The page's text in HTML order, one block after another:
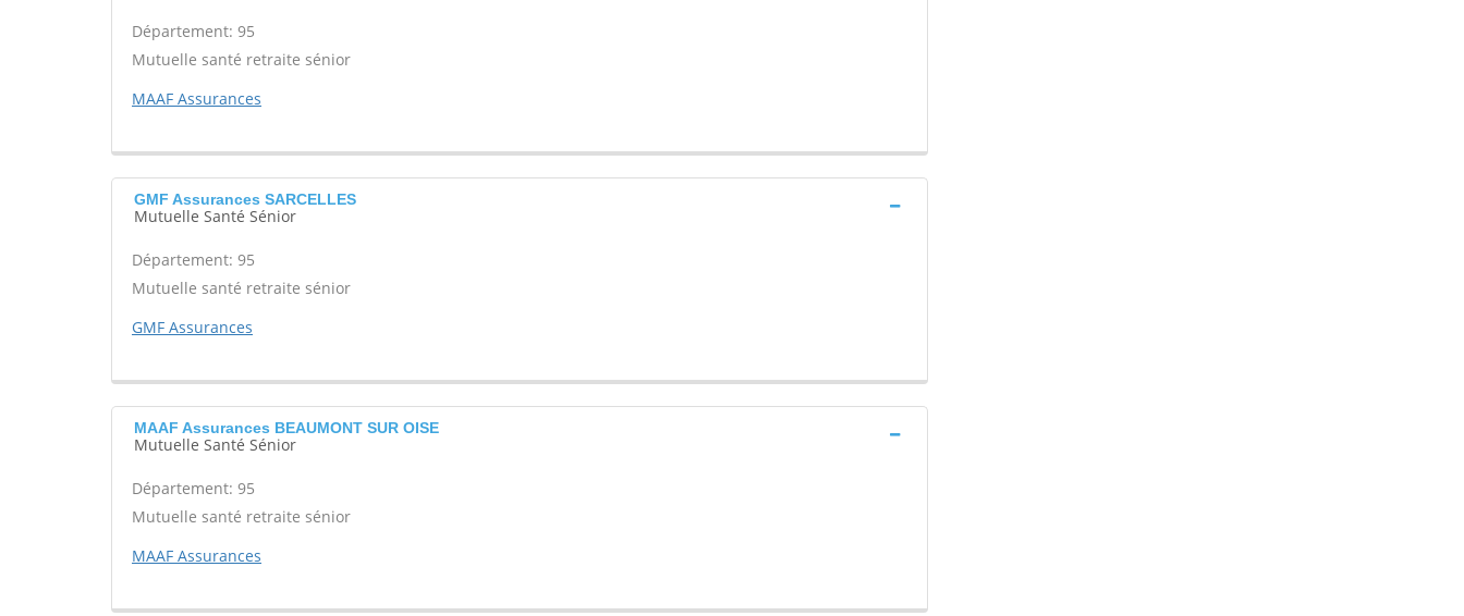
Département: 95
Mutuelle santé retraite sénior
MAAF Assurances
GMF Assurances SARCELLES
Mutuelle Santé Sénior
Département: 95
Mutuelle santé retraite sénior
GMF Assurances
MAAF Assurances BEAUMONT SUR OISE
Mutuelle Santé Sénior
Département: 95
Mutuelle santé retraite sénior
MAAF Assurances